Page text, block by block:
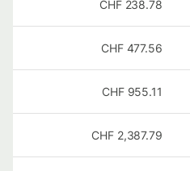
238.78
CHF
477.56
CHF
955.11
CHF
2,387.79
CHF